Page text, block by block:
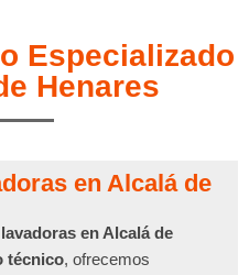
Especializado
Henares
en Alcalá de
en Alcalá de
técnico, ofrecemos